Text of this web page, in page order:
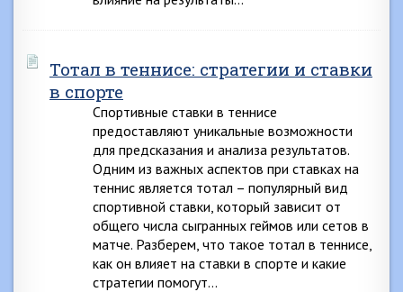
Тотал в теннисе: стратегии и ставки
в спорте
Спортивные ставки в теннисе
предоставляют уникальные возможности
для предсказания и анализа результатов.
Одним из важных аспектов при ставках на
теннис является тотал – популярный вид
спортивной ставки, который зависит от
общего числа сыгранных геймов или сетов в
матче. Разберем, что такое тотал в теннисе,
как он влияет на ставки в спорте и какие
стратегии помогут…